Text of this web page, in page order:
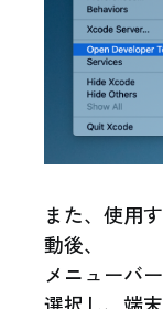
また、使用
動後、
メニューバ
選択し、端